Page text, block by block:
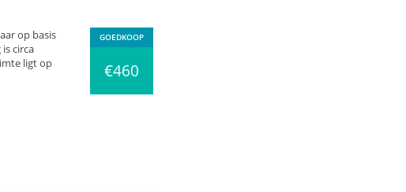
op basis
circa
ligt op
GOEDKOOP
€460